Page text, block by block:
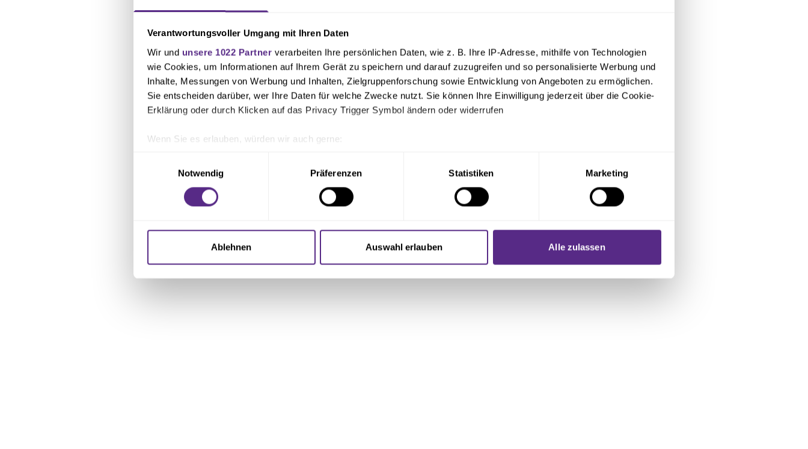
Verantwortungsvoller Umgang mit Ihren Daten
Wir und unsere 1022 Partner verarbeiten Ihre persönlichen Daten, wie z. B. Ihre IP-Adresse, mithilfe von Technologien
wie Cookies, um Informationen auf Ihrem Gerät zu speichern und darauf zuzugreifen und so personalisierte Werbung und
Inhalte, Messungen von Werbung und Inhalten, Zielgruppenforschung sowie Entwicklung von Angeboten zu ermöglichen.
Sie entscheiden darüber, wer Ihre Daten für welche Zwecke nutzt. Sie können Ihre Einwilligung jederzeit über die Cookie-
Erklärung oder durch Klicken auf das Privacy Trigger Symbol ändern oder widerrufen
Wenn Sie es erlauben, würden wir auch gerne:
Ihr Gerät durch aktives Scannen nach bestimmten Merkmalen (Fingerprinting) identifizieren
Erfahren Sie mehr darüber, wie Ihre persönlichen Daten verarbeitet werden, und legen Sie Ihre Präferenzen imAbschnitt
Einzelheitenfest.
Wir verwenden Cookies, um Inhalte und Anzeigen zu personalisieren, Funktionen für soziale Medien anbieten zu können
und die Zugriffe auf unsere Website zu analysieren. Außerdem geben wir Informationen zu Ihrer Verwendung unserer
Notwendig
Präferenzen Statistiken Marketing
Ablehnen Auswahl erlauben Alle zulassen
gegen den SV Sandhausen am 18. Januar um 14:00 Uhr an der Bremer Brücke.
Text: Sebastian Rüther
Foto: osnapix